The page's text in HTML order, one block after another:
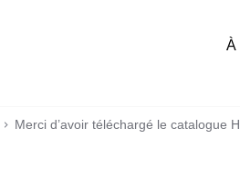
À
Merci d’avoir téléchargé le catalogue